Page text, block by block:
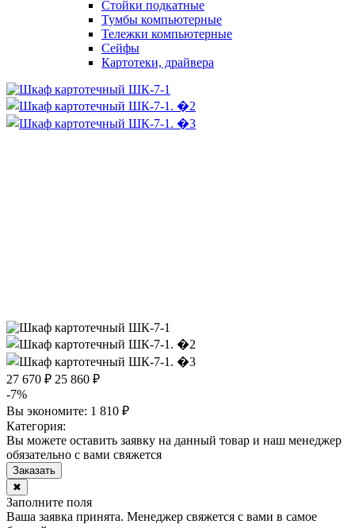
Стойки подкатные
Тумбы компьютерные
Тележки компьютерные
Сейфы
Картотеки, драйвера
27 670 ₽ 25 860 ₽
-7%
Вы экономите: 1 810 ₽
Категория:
Вы можете оставить заявку на данный товар и наш менеджер
обязательно с вами свяжется
Заказать
✖
Заполните поля
Ваша заявка принята. Менеджер свяжется с вами в самое